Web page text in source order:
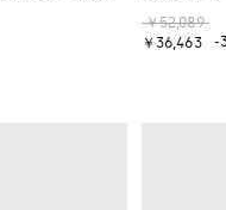
￥52,089
￥36,463
-